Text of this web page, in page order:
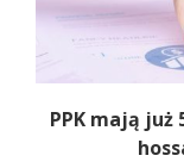
PPK mają już